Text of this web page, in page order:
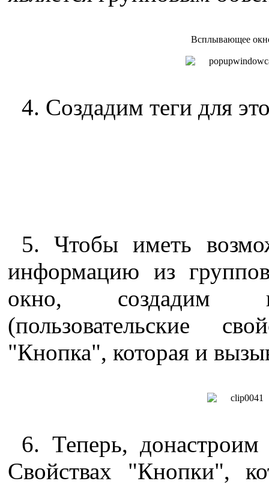
Всплывающее
4. Создадим теги для
5. Чтобы иметь
информацию из
окно, создадим
(пользовательские
"Кнопка", которая и
6. Теперь,
Свойствах "Кнопки",